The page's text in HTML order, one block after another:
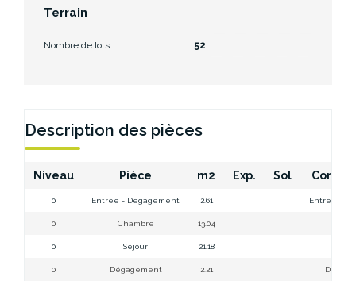
Terrain
Nombre de lots 52
Description des pièces
Niveau Pièce m2 Exp. Sol
0 Entrée - Dégagement 2.61 Entrée-
0 Chambre 13.04
0 Séjour 21.18
0 Dégagement 2.21